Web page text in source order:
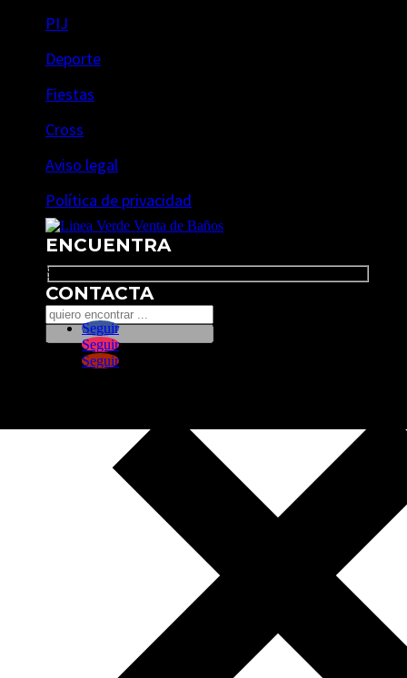
PIJ
Deporte
Fiestas
Cross
Aviso legal
Política de privacidad
ENCUENTRA
Search
CONTACTA
Seguir
Seguir
Seguir